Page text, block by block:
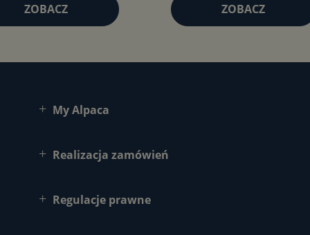
ZOBACZ ZOBACZ
My Alpaca
Realizacja zamówień
Regulacje prawne